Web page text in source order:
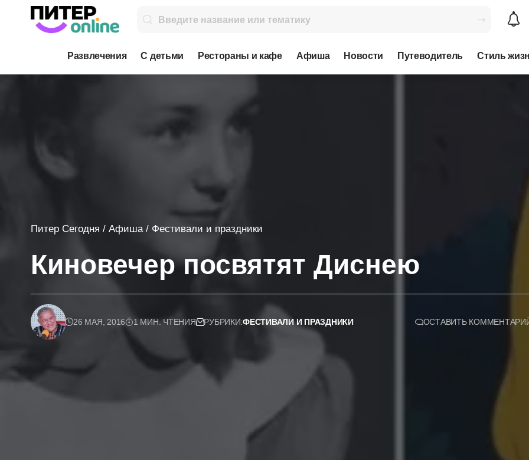
Развлечения С детьми Рестораны и кафе Афиша Новости Путеводитель Стиль
Питер Сегодня / Афиша/ Фестивали и праздники
Киновечер посвятят Диснею
26 МАЯ, 2016 1 МИН. ЧТЕНИЯ РУБРИКИ:ФЕСТИВАЛИ И ПРАЗДНИКИ ОСТАВИТЬ